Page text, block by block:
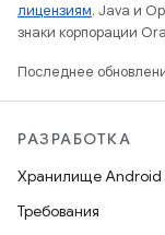
лицензиям. Java и
знаки корпорации
Последнее
РАЗРАБОТКА
Хранилище Android
Требования